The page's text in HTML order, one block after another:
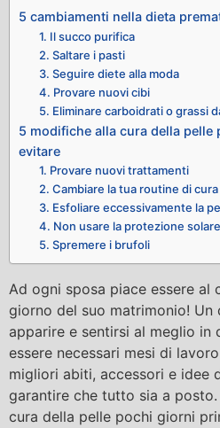
5 cambiamenti nella dieta
1. Il succo purifica
2. Saltare i pasti
3. Seguire diete alla moda
4. Provare nuovi cibi
5. Eliminare carboidrati o grassi
5 modifiche alla cura della pelle
evitare
1. Provare nuovi trattamenti
2. Cambiare la tua routine di
3. Esfoliare eccessivamente la
4. Non usare la protezione solare
5. Spremere i brufoli
Ad ogni sposa piace essere al
giorno del suo matrimonio! Un
apparire e sentirsi al meglio in
essere necessari mesi di
migliori abiti, accessori e idee
garantire che tutto sia a
cura della pelle pochi giorni